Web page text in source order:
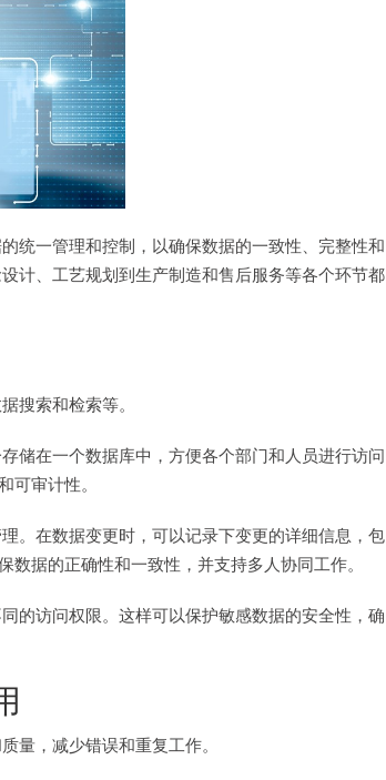
统一管理和控制，以确保数据的一致性、完整性和
计、工艺规划到生产制造和售后服务等各个环节都
搜索和检索等。
储在一个数据库中，方便各个部门和人员进行访问
审计性。
。在数据变更时，可以记录下变更的详细信息，包
据的正确性和一致性，并支持多人协同工作。
的访问权限。这样可以保护敏感数据的安全性，确
量，减少错误和重复工作。